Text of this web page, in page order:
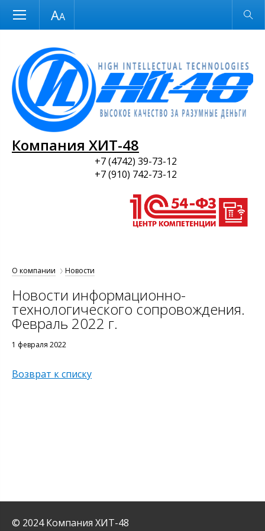
Размер шрифта Обычная версия
Компания ХИТ-48
+7 (4742) 39-73-12
+7 (910) 742-73-12
О компании Новости
Новости информационно-
технологического сопровождения.
Февраль 2022 г.
1 февраля 2022
Возврат к списку
© 2024 Компания ХИТ-48